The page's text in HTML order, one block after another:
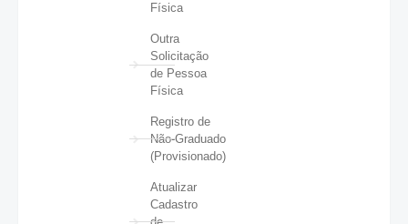
Física
Outra
Solicitação
de Pessoa
Física
Registro de
Não-Graduado
(Provisionado)
Atualizar
Cadastro